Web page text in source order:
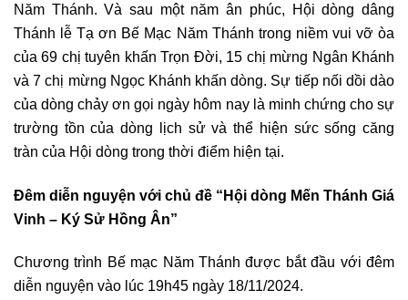
Năm Thánh. Và sau một năm ân phúc, Hội dòng dâng
Thánh lễ Tạ ơn Bế Mạc Năm Thánh trong niềm vui vỡ òa
của 69 chị tuyên khấn Trọn Đời, 15 chị mừng Ngân Khánh
và 7 chị mừng Ngọc Khánh khấn dòng. Sự tiếp nối dồi dào
của dòng chảy ơn gọi ngày hôm nay là minh chứng cho sự
trường tồn của dòng lịch sử và thể hiện sức sống căng
tràn của Hội dòng trong thời điểm hiện tại.
Đêm diễn nguyện với chủ đề “Hội dòng Mến Thánh Giá
Vinh – Ký Sử Hồng Ân”
Chương trình Bế mạc Năm Thánh được bắt đầu với đêm
diễn nguyện vào lúc 19h45 ngày 18/11/2024.